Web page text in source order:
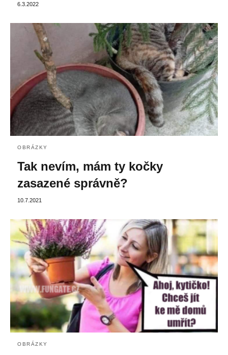
6.3.2022
OBRÁZKY
Tak nevím, mám ty kočky
zasazené správně?
10.7.2021
OBRÁZKY